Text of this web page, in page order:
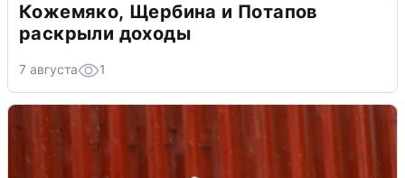
Кожемяко, Щербина и Потапов
раскрыли доходы
7 августа 1